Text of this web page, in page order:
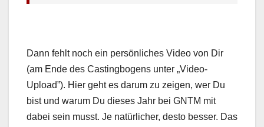
Dann fehlt noch ein per­sön­lich­es Video von Dir
(am Ende des Cast­ing­bo­gens unter „Video-
Upload”). Hier geht es darum zu zeigen, wer Du
bist und warum Du dieses Jahr bei GNTM mit
dabei sein musst. Je natür­lich­er, desto bess­er. Das